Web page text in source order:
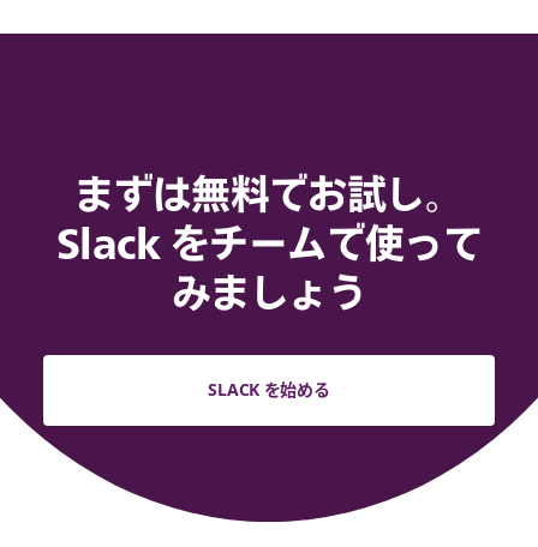
まずは無料でお試し。
Slack をチームで使って
みましょう
SLACK を始める